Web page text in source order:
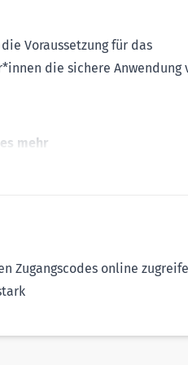
Zugangscodes online
Voraussetzung für das
die sichere Anwendung
mehr